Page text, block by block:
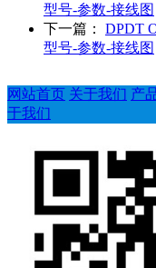
型号-参数-接线图
下一篇： DPDT
型号-参数-接线图
网站首页 关于我们 产
于我们